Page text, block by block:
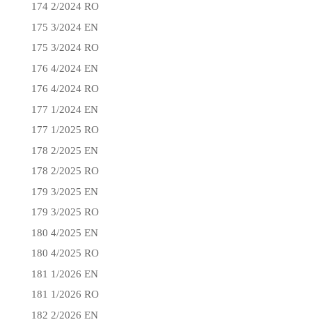
174 2/2024 RO
175 3/2024 EN
175 3/2024 RO
176 4/2024 EN
176 4/2024 RO
177 1/2024 EN
177 1/2025 RO
178 2/2025 EN
178 2/2025 RO
179 3/2025 EN
179 3/2025 RO
180 4/2025 EN
180 4/2025 RO
181 1/2026 EN
181 1/2026 RO
182 2/2026 EN